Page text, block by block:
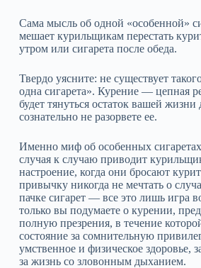
Сама мысль об одной «особенной»
мешает курильщикам перестать
утром или сигарета после обеда.
Твердо уясните: не существует
одна сигарета». Курение — цепная
будет тянуться остаток вашей
сознательно не разорвете ее.
Именно миф об особенных
случая к случаю приводит
настроение, когда они бросают
привычку никогда не мечтать о
пачке сигарет — все это лишь игра
только вы подумаете о курении,
полную презрения, в течение
состояние за сомнительную
умственное и физическое здоровье,
за жизнь со зловонным дыханием.